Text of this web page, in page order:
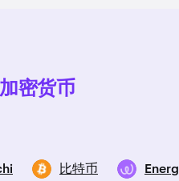
密货币
BTC 比特币 EWT